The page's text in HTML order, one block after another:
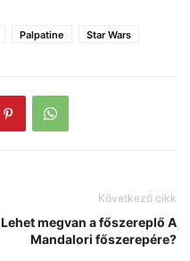
Palpatine Star Wars
Következő cikk
Lehet megvan a főszereplő A
Mandalori főszerepére?